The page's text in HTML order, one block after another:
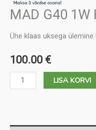
MAD G40 1W
Ühe klaas uksega
100.00 €
MAD
G40
LISA KORVI